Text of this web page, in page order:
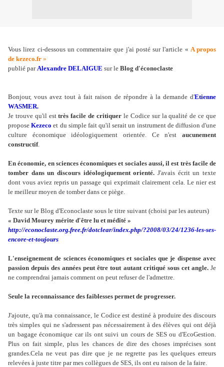
Vous lirez ci-dessous un commentaire que j'ai posté sur l'article « A propos
de kezeco.fr »
publié parAlexandre DELAIGUE sur le Blog d'éconoclaste
Bonjour, vous avez tout à fait raison de répondre à la demande d'Etienne
WASMER.
Je trouve qu'il esttrès facile de critiquer le Codice sur la qualité de ce que
proposeKezeco et du simple fait qu'il serait un instrument de diffusion d'une
culture économique idéologiquement orientée. Ce n'est aucunement
constructif.
En économie, en sciences économiques et sociales aussi, il est très facile de
tomber dans un discours idéologiquement orienté. J'avais écrit un texte
dont vous aviez repris un passage qui exprimait clairement cela. Le nier est
le meilleur moyen de tomber dans ce piège.
Texte sur le Blog d'Econoclaste sous le titre suivant (choisi par les auteurs)
« David Mourey mérite d'être lu et médité »
http://econoclaste.org.free.fr/dotclear/index.php/?2008/03/24/1236-les-ses-
encore-et-toujours
L'enseignement de sciences économiques et sociales que je dispense avec
passion depuis des années peut être tout autant critiqué sous cet angle.Je
ne comprendrai jamais comment on peut refuser de l'admettre.
Seule la reconnaissance des faiblesses permet de progresser.
J'ajoute, qu'à ma connaissance, le Codice est destiné à produire des discours
très simples qui ne s'adressent pas nécessairement à des élèves qui ont déjà
un bagage économique car ils ont suivi un cours de SES ou d'EcoGestion.
Plus on fait simple, plus les chances de dire des choses imprécises sont
grandes.Cela ne veut pas dire que je ne regrette pas les quelques erreurs
relevées à juste titre par mes collègues de SES, ils ont eu raison de la faire.